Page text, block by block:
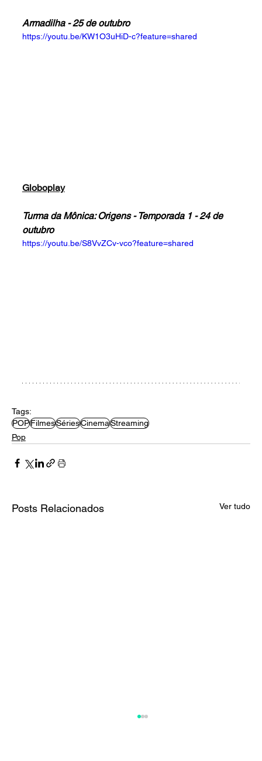
Armadilha - 25 de outubro
https://youtu.be/KW1O3uHiD-c?feature=shared
Globoplay
Turma da Mônica: Origens - Temporada 1 - 24 de
outubro
https://youtu.be/S8VvZCv-vco?feature=shared
Tags:
POPFilmesSériesCinemaStreaming
Pop
Posts Relacionados Ver tudo